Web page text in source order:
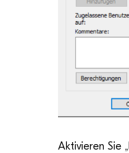
Akti­vie­ren Sie „